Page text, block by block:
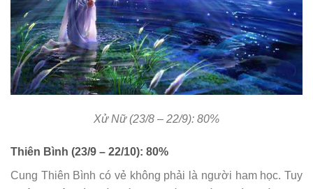
Xử Nữ (23/8 – 22/9): 80%
Thiên Bình (23/9 – 22/10): 80%
Cung Thiên Bình có vẻ không phải là người ham học. Tuy